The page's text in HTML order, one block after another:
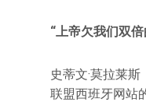
“上帝欠我们双
史蒂文·莫拉莱
联盟西班牙网站